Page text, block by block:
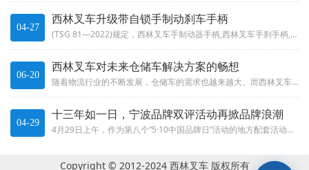
04-27
西林叉车升级带自锁手制动刹车手柄
(TSG 81—2022)规定，西林叉车手制动器手柄,西林叉车手刹手柄,西林叉车手刹,西林叉车带自锁手刹,西林叉车新规手...
06-20
西林叉车对未来仓储车解决方案的畅想
随着物流行业的不断发展，仓储车的需求也越来越大。而西林叉车作为一家专业从事仓储车生产的企业，一直致力于为客户提供更加高效...
04-29
十三年如一日，宁波品牌双评活动再掀品牌浪潮
4月29日上午，作为第八个“5·10中国品牌日”活动的地方配套活动之一，由宁波市发展和改革委员会指导，宁波市品牌双评选活...
Copyright © 2012-2024 西林叉车 版权所有